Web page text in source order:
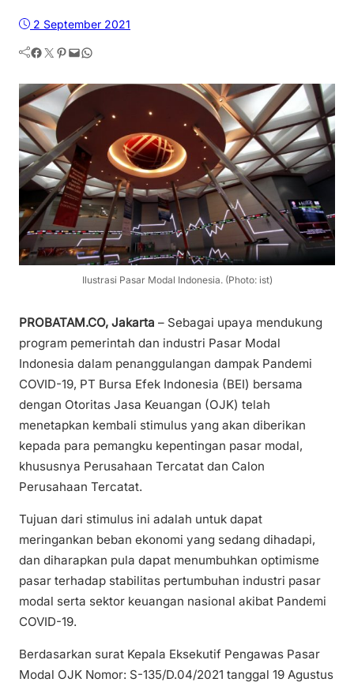
2 September 2021
Facebook Twitter Pinterest Mail WhatsApp
Ilustrasi Pasar Modal Indonesia. (Photo: ist)
PROBATAM.CO, Jakarta – Sebagai upaya mendukung
program pemerintah dan industri Pasar Modal
Indonesia dalam penanggulangan dampak Pandemi
COVID-19, PT Bursa Efek Indonesia (BEI) bersama
dengan Otoritas Jasa Keuangan (OJK) telah
menetapkan kembali stimulus yang akan diberikan
kepada para pemangku kepentingan pasar modal,
khususnya Perusahaan Tercatat dan Calon
Perusahaan Tercatat.
Tujuan dari stimulus ini adalah untuk dapat
meringankan beban ekonomi yang sedang dihadapi,
dan diharapkan pula dapat menumbuhkan optimisme
pasar terhadap stabilitas pertumbuhan industri pasar
modal serta sektor keuangan nasional akibat Pandemi
COVID-19.
Berdasarkan surat Kepala Eksekutif Pengawas Pasar
Modal OJK Nomor: S-135/D.04/2021 tanggal 19 Agustus